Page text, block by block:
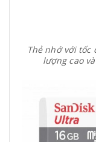
Thẻ nhớ với tốc
lượng cao